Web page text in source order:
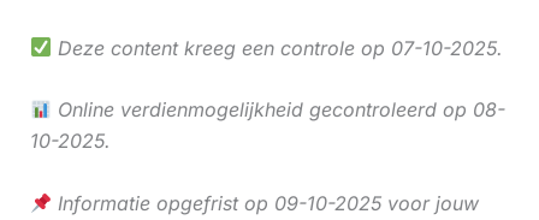
Deze content kreeg een controle op 07-10-2025.
Online verdienmogelijkheid gecontroleerd op 08-
10-2025.
Informatie opgefrist op 09-10-2025 voor jouw